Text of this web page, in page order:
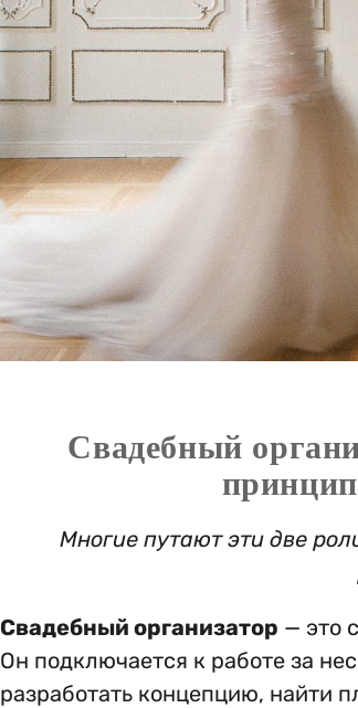
Свадебный
Многие путают эти две
Свадебный организатор — это
Он подключается к работе за
разработать концепцию, найти